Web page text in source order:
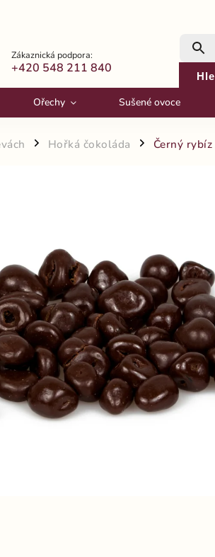
Zákaznická podpora:
+420 548 211 840
Ořechy Sušené ovoce
/ Hořká čokoláda / Černý